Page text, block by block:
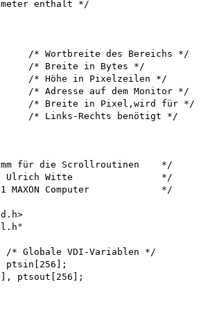
enthalt */
/* Wortbreite des Bereichs */
/* Breite in Bytes */
/* Höhe in Pixelzeilen */
/* Adresse auf dem Monitor */
/* Breite in Pixel,wird für */
/* Links-Rechts benötigt */
für die Scrollroutinen    */
Ulrich Witte                */
Computer             */
Globale VDI-Variablen */
ptsout[256];